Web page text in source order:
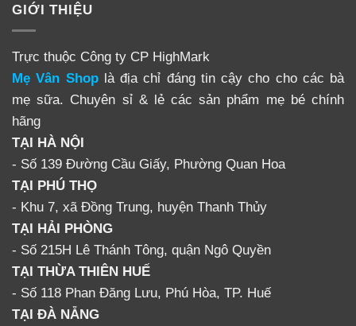
GIỚI THIỆU
Trực thuộc Công ty CP HighMark
Mẹ Vân Shoplà địa chỉ đáng tin cậy cho cho các bà
mẹ sữa. Chuyên sỉ & lẻ các sản phẩm mẹ bé chính
hãng
TẠI HÀ NỘI
- Số 139 Đường Cầu Giấy, Phường Quan Hoa
TẠI PHÚ THỌ
- Khu 7, xã Đồng Trung, huyện Thanh Thủy
TẠI HẢI PHÒNG
- Số 215H Lê Thánh Tông, quận Ngô Quyền
TẠI THỪA THIÊN HUẾ
- Số 118 Phan Đăng Lưu, Phú Hòa, TP. Huế
TẠI ĐÀ NẴNG